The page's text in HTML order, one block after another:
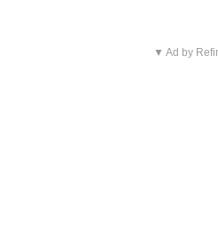
▼ Ad by